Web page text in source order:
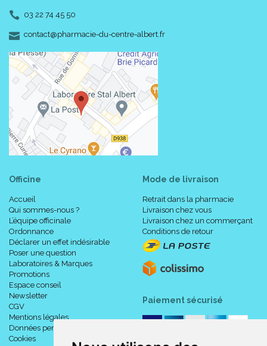
03 22 74 45 50
contact-
@-
pharmacie-du-centre-albert.fr
Officine
Accueil
Qui sommes-nous ?
L’équipe officinale
Ordonnance
Déclarer un effet indésirable
Poser une question
Laboratoires & Marques
Promotions
Espace conseil
Newsletter
CGV
Mentions légales
Données personnelles
Cookies
Mode de livraison
Retrait dans la pharmacie
Livraison chez vous
Livraison chez un commerçant
Conditions de retour
Paiement sécurisé